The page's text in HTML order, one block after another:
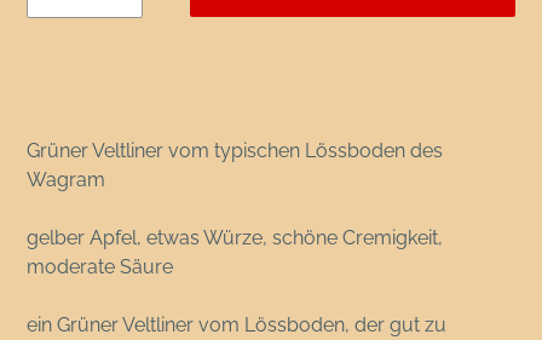
Grüner Veltliner vom typischen Lössboden des
Wagram
gelber Apfel, etwas Würze, schöne Cremigkeit,
moderate Säure
ein Grüner Veltliner vom Lössboden, der gut zu